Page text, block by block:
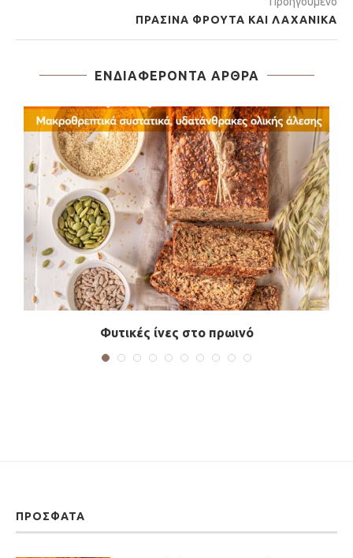
ΠΡΆΣΙΝΑ ΦΡΟΎΤΑ ΚΑΙ ΛΑΧΑΝΙΚΆ
ΕΝΔΙΑΦΈΡΟΝΤΑ ΆΡΘΡΑ
Φυτικές ίνες στο πρωινό
ΠΡΌΣΦΑΤΑ